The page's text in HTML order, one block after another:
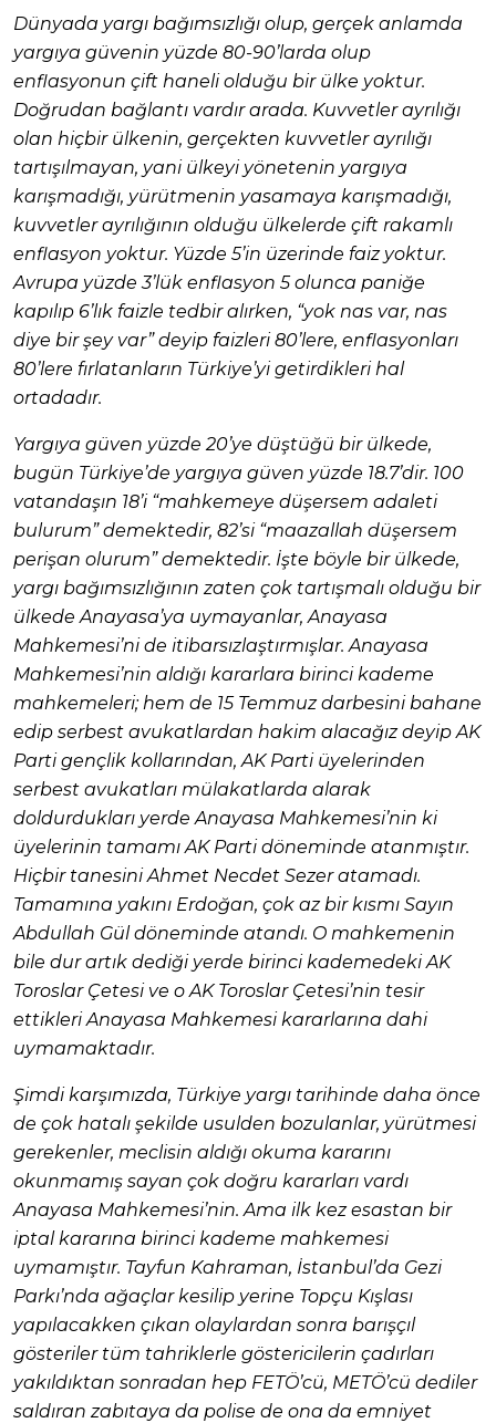
Dünyada yargı bağımsızlığı olup, gerçek anlamda
yargıya güvenin yüzde 80-90’larda olup
enflasyonun çift haneli olduğu bir ülke yoktur.
Doğrudan bağlantı vardır arada. Kuvvetler ayrılığı
olan hiçbir ülkenin, gerçekten kuvvetler ayrılığı
tartışılmayan, yani ülkeyi yönetenin yargıya
karışmadığı, yürütmenin yasamaya karışmadığı,
kuvvetler ayrılığının olduğu ülkelerde çift rakamlı
enflasyon yoktur. Yüzde 5’in üzerinde faiz yoktur.
Avrupa yüzde 3’lük enflasyon 5 olunca paniğe
kapılıp 6’lık faizle tedbir alırken, “yok nas var, nas
diye bir şey var” deyip faizleri 80’lere, enflasyonları
80’lere fırlatanların Türkiye’yi getirdikleri hal
ortadadır.
Yargıya güven yüzde 20’ye düştüğü bir ülkede,
bugün Türkiye’de yargıya güven yüzde 18.7’dir. 100
vatandaşın 18’i “mahkemeye düşersem adaleti
bulurum” demektedir, 82’si “maazallah düşersem
perişan olurum” demektedir. İşte böyle bir ülkede,
yargı bağımsızlığının zaten çok tartışmalı olduğu bir
ülkede Anayasa’ya uymayanlar, Anayasa
Mahkemesi’ni de itibarsızlaştırmışlar. Anayasa
Mahkemesi’nin aldığı kararlara birinci kademe
mahkemeleri; hem de 15 Temmuz darbesini bahane
edip serbest avukatlardan hakim alacağız deyip AK
Parti gençlik kollarından, AK Parti üyelerinden
serbest avukatları mülakatlarda alarak
doldurdukları yerde Anayasa Mahkemesi’nin ki
üyelerinin tamamı AK Parti döneminde atanmıştır.
Hiçbir tanesini Ahmet Necdet Sezer atamadı.
Tamamına yakını Erdoğan, çok az bir kısmı Sayın
Abdullah Gül döneminde atandı. O mahkemenin
bile dur artık dediği yerde birinci kademedeki AK
Toroslar Çetesi ve o AK Toroslar Çetesi’nin tesir
ettikleri Anayasa Mahkemesi kararlarına dahi
uymamaktadır.
Şimdi karşımızda, Türkiye yargı tarihinde daha önce
de çok hatalı şekilde usulden bozulanlar, yürütmesi
gerekenler, meclisin aldığı okuma kararını
okunmamış sayan çok doğru kararları vardı
Anayasa Mahkemesi’nin. Ama ilk kez esastan bir
iptal kararına birinci kademe mahkemesi
uymamıştır. Tayfun Kahraman, İstanbul’da Gezi
Parkı’nda ağaçlar kesilip yerine Topçu Kışlası
yapılacakken çıkan olaylardan sonra barışçıl
gösteriler tüm tahriklerle göstericilerin çadırları
yakıldıktan sonradan hep FETÖ’cü, METÖ’cü dediler
saldıran zabıtaya da polise de ona da emniyet